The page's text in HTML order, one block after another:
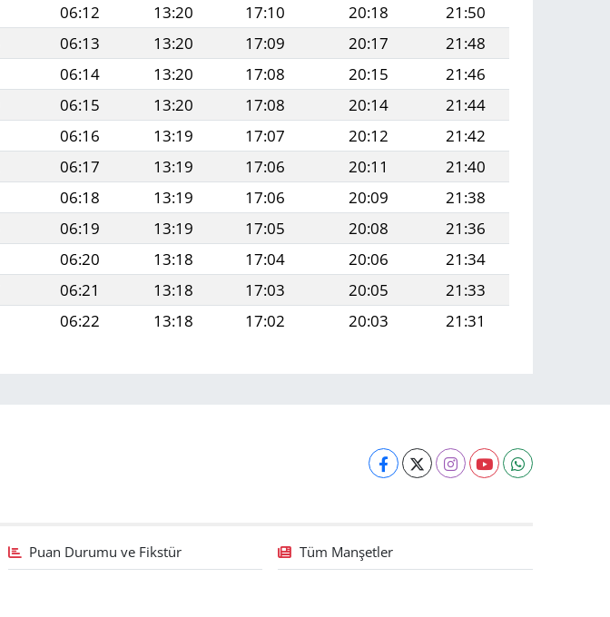
06:12 13:20 17:10 20:18
21:50
06:13 13:20 17:09 20:17
21:48
06:14 13:20 17:08 20:15
21:46
06:15 13:20 17:08 20:14
21:44
06:16 13:19 17:07 20:12
21:42
06:17 13:19 17:06 20:11
21:40
06:18 13:19 17:06 20:09
21:38
06:19 13:19 17:05 20:08
21:36
06:20 13:18 17:04 20:06
21:34
06:21 13:18 17:03 20:05
21:33
06:22 13:18 17:02 20:03 21:31
Puan Durumu ve Fikstür Tüm Manşetler